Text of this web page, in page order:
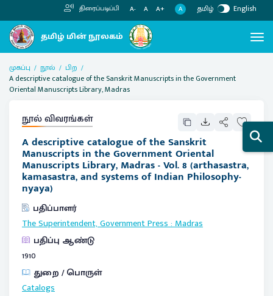
திரைப்படிப்பி A- A A+ A தமிழ் English
முகப்பு நூல்
பிற
A descriptive catalogue of the Sanskrit Manuscripts in the Government
Oriental Manuscripts Library, Madras
நூல் விவரங்கள்
A descriptive catalogue of the Sanskrit
Manuscripts in the Government Oriental
Manuscripts Library, Madras - Vol. 8 (arthasastra,
kamasastra, and systems of Indian Philosophy-
nyaya)
பதிப்பாளர்
The Superintendent, Government Press:Madras
பதிப்பு ஆண்டு
1910
துறை / பொருள்
Catalogs